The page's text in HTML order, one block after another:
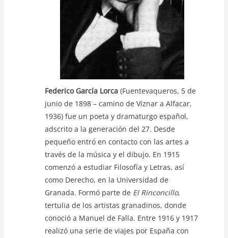
Federico García Lorca (Fuentevaqueros, 5 de
junio de 1898 – camino de Víznar a Alfacar,
1936) fue un poeta y dramaturgo español,
adscrito a la generación del 27. Desde
pequeño entró en contacto con las artes a
través de la música y el dibujo. En 1915
comenzó a estudiar Filosofía y Letras, así
como Derecho, en la Universidad de
Granada. Formó parte de El Rinconcillo,
tertulia de los artistas granadinos, donde
conoció a Manuel de Falla. Entre 1916 y 1917
realizó una serie de viajes por España con